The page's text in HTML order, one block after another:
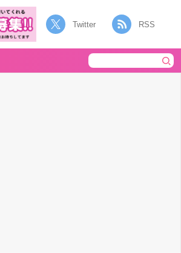
Twitter RSS